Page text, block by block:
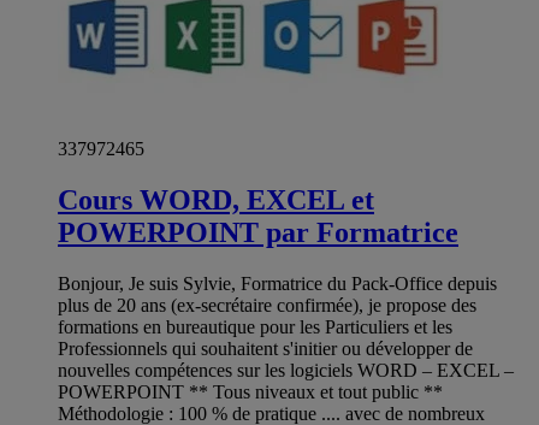
337972465
Cours WORD, EXCEL et
POWERPOINT par Formatrice
Bonjour, Je suis Sylvie, Formatrice du Pack-Office depuis
plus de 20 ans (ex-secrétaire confirmée), je propose des
formations en bureautique pour les Particuliers et les
Professionnels qui souhaitent s'initier ou développer de
nouvelles compétences sur les logiciels WORD – EXCEL –
POWERPOINT ** Tous niveaux et tout public **
Méthodologie : 100 % de pratique .... avec de nombreux